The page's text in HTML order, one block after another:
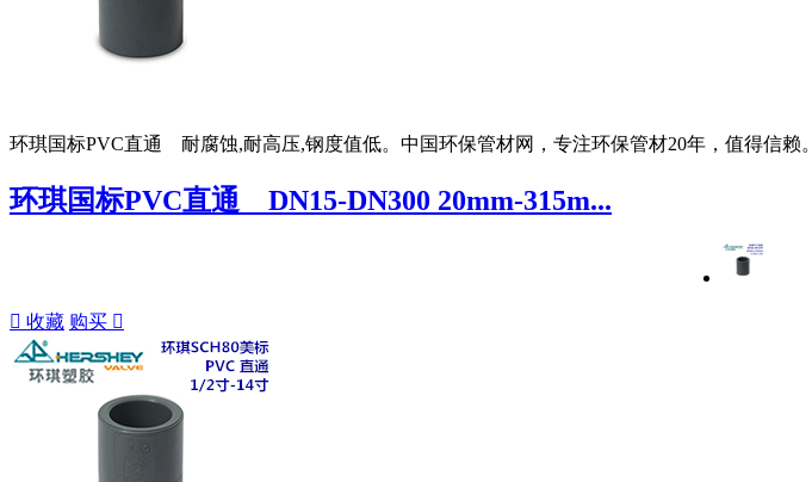
环琪国标PVC直通 耐腐蚀,耐高压,钢度值低。中国环保管材网，专注环保管材20年，值得信赖。
环琪国标PVC直通 DN15-DN300 20mm-315m...
 收藏 购买 